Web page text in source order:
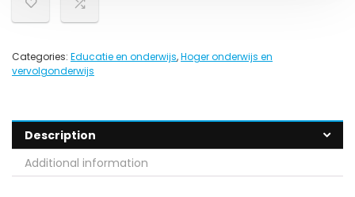
Categories: Educatie en onderwijs,Hoger onderwijs en
vervolgonderwijs
Description
Additional information